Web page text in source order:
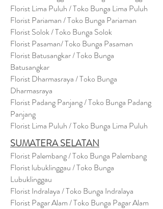
Florist Lima Puluh / Toko Bunga Lima Puluh
Florist Pariaman / Toko Bunga Pariaman
Florist Solok / Toko Bunga Solok
Florist Pasaman/ Toko Bunga Pasaman
Florist Batusangkar / Toko Bunga
Batusangkar
Florist Dharmasraya / Toko Bunga
Dharmasraya
Florist Padang Panjang / Toko Bunga Padang
Panjang
Florist Lima Puluh / Toko Bunga Lima Puluh
SUMATERA SELATAN
Florist Palembang / Toko Bunga Palembang
Florist lubuklinggau / Toko Bunga
Lubuklinggau
Florist Indralaya / Toko Bunga Indralaya
Florist Pagar Alam / Toko Bunga Pagar Alam